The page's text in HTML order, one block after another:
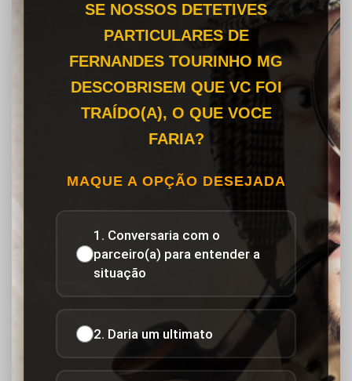
SE NOSSOS DETETIVES
PARTICULARES DE
FERNANDES TOURINHO MG
DESCOBRISEM QUE VC FOI
TRAÍDO(A), O QUE VOCE
FARIA?
MAQUE A OPÇÃO DESEJADA
1. Conversaria com o
parceiro(a) para entender a
situação
2. Daria um ultimato